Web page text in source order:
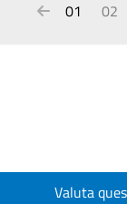
01 02
Valuta